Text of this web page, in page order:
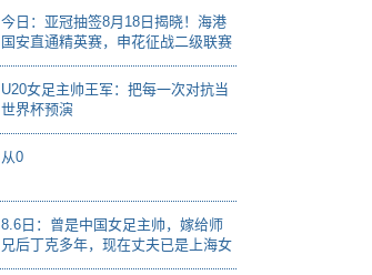
今日：亚冠抽签8月18日揭晓！海港
国安直通精英赛，申花征战二级联赛
U20女足主帅王军：把每一次对抗当
世界杯预演
从0
8.6日：曾是中国女足主帅，嫁给师
兄后丁克多年，现在丈夫已是上海女
足领队